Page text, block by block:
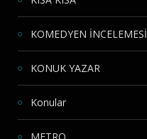
KOMEDYEN İNCELEMESİ
KONUK YAZAR
Konular